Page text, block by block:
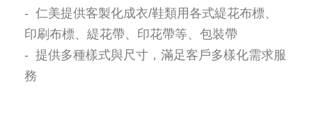
- 仁美提供客製化成衣/鞋類用各式緹花布標、
印刷布標、緹花帶、印花帶等、包裝帶
- 提供多種樣式與尺寸，滿足客戶多樣化需求服
務